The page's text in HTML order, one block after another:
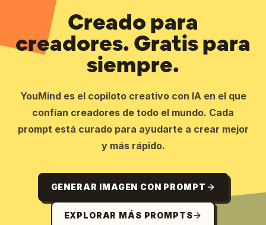
Creado para
creadores. Gratis para
siempre.
YouMind es el copiloto creativo con IA en el que
confían creadores de todo el mundo. Cada
prompt está curado para ayudarte a crear mejor
y más rápido.
GENERAR IMAGEN CON PROMPT
EXPLORAR MÁS PROMPTS